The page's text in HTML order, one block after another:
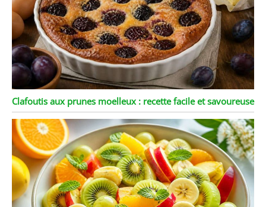
Clafoutis aux prunes moelleux : recette facile et savoureuse